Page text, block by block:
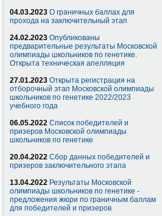
04.03.2023 О граничных баллах для
прохода на заключительный этап
24.02.2023 Опубликованы
предварительные результаты Московской
олимпиады школьников по генетике.
Открыта техническая апелляция
27.01.2023 Открыта регистрация на
отборочный этап Московской олимпиады
школьников по генетике 2022/2023
учебного года
06.05.2022 Список победителей и
призеров Московской олимпиады
школьников по генетике
20.04.2022 Сбор данных победителей и
призеров заключительного этапа
13.04.2022 Результаты Московской
олимпиады школьников по генетике -
предложения жюри по граничным баллам
для победителей и призеров